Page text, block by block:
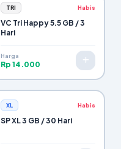
TRI Habis
VC Tri Happy 5.5 GB / 3
Hari
Harga
Rp 14.000
XL Habis
SP XL 3 GB / 30 Hari